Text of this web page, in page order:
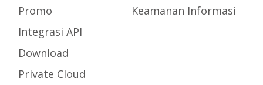
Promo
Integrasi API
Download
Private Cloud
Keamanan Informasi